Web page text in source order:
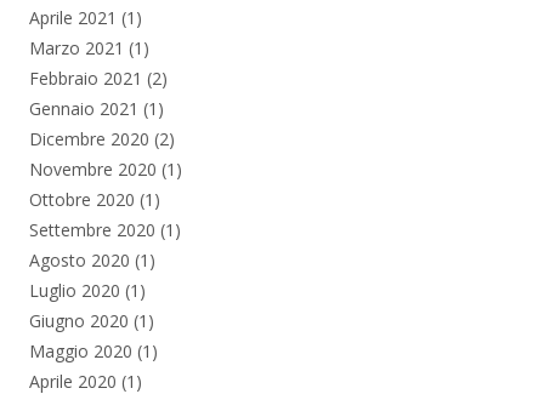
Aprile 2021 (1)
Marzo 2021 (1)
Febbraio 2021 (2)
Gennaio 2021 (1)
Dicembre 2020 (2)
Novembre 2020 (1)
Ottobre 2020 (1)
Settembre 2020 (1)
Agosto 2020 (1)
Luglio 2020 (1)
Giugno 2020 (1)
Maggio 2020 (1)
Aprile 2020 (1)